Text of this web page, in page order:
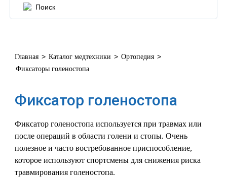
Главная > Каталог медтехники > Ортопедия >
Фиксаторы голеностопа
Фиксатор голеностопа
Фиксатор голеностопа используется при травмах или
после операций в области голени и стопы. Очень
полезное и часто востребованное приспособление,
которое используют спортсмены для снижения риска
травмирования голеностопа.